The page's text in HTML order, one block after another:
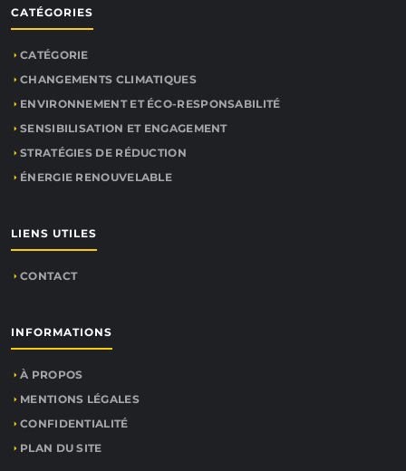
CATÉGORIES
CATÉGORIE
CHANGEMENTS CLIMATIQUES
ENVIRONNEMENT ET ÉCO-RESPONSABILITÉ
SENSIBILISATION ET ENGAGEMENT
STRATÉGIES DE RÉDUCTION
ÉNERGIE RENOUVELABLE
LIENS UTILES
CONTACT
INFORMATIONS
À PROPOS
MENTIONS LÉGALES
CONFIDENTIALITÉ
PLAN DU SITE